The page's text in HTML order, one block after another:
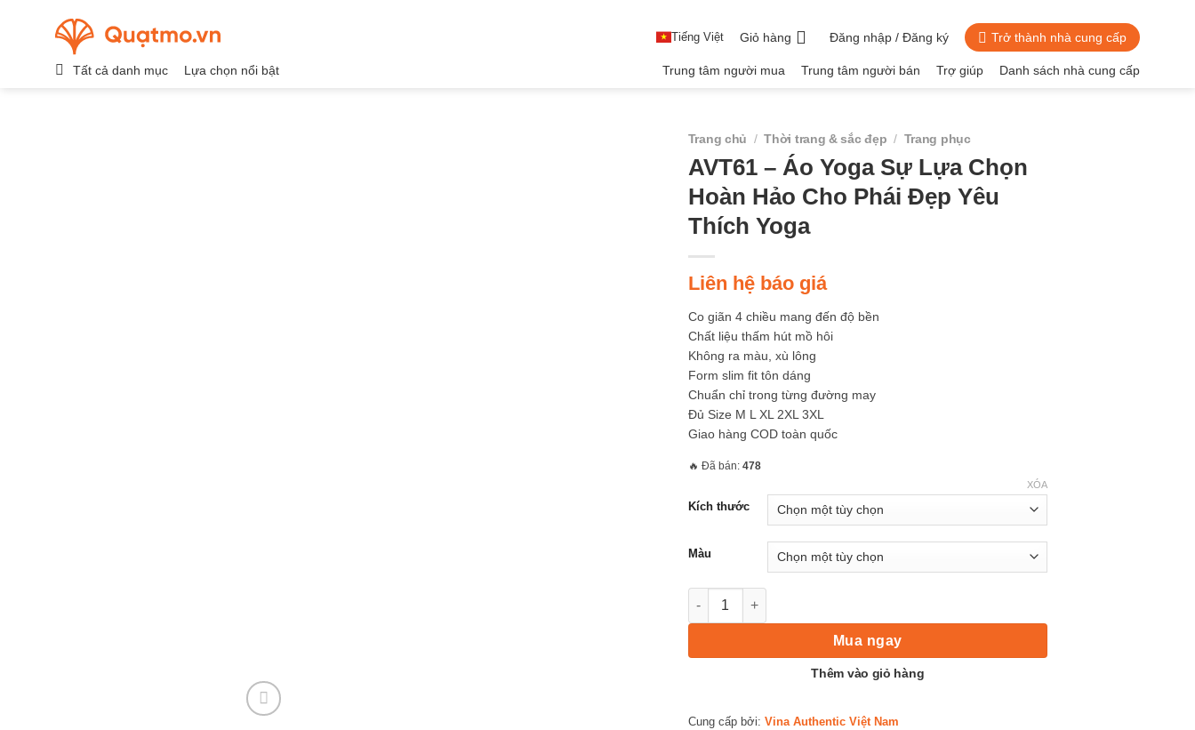
Tiếng Việt Giỏ hàng Đăng nhập / Đăng ký Trở thành nhà cung cấp
Tất cả danh mục Lựa chọn nổi bật Trung tâm người mua Trung tâm người bán Trợ giúp Danh sách nhà cung cấp
Trang chủ / Thời trang & sắc đẹp / Trang phục
AVT61 – Áo Yoga Sự Lựa Chọn
Hoàn Hảo Cho Phái Đẹp Yêu
Thích Yoga
Liên hệ báo giá
Co giãn 4 chiều mang đến độ bền
Chất liệu thấm hút mồ hôi
Không ra màu, xù lông
Form slim fit tôn dáng
Chuẩn chỉ trong từng đường may
Đủ Size M L XL 2XL 3XL
Giao hàng COD toàn quốc
🔥 Đã bán: 478
Kích thước
Màu
XÓA
AVT61 – Áo Yoga Sự Lựa Chọn Hoàn Hảo Cho Phái Đẹp Yêu Thích Yoga số lượng
Mua ngay
Thêm vào giỏ hàng
Cung cấp bởi: Vina Authentic Việt Nam